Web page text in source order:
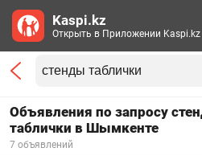
Объявления по запросу
таблички в Шымкенте
7 объявлений
Kaspi.kz
Открыть в Приложении Kaspi.kz